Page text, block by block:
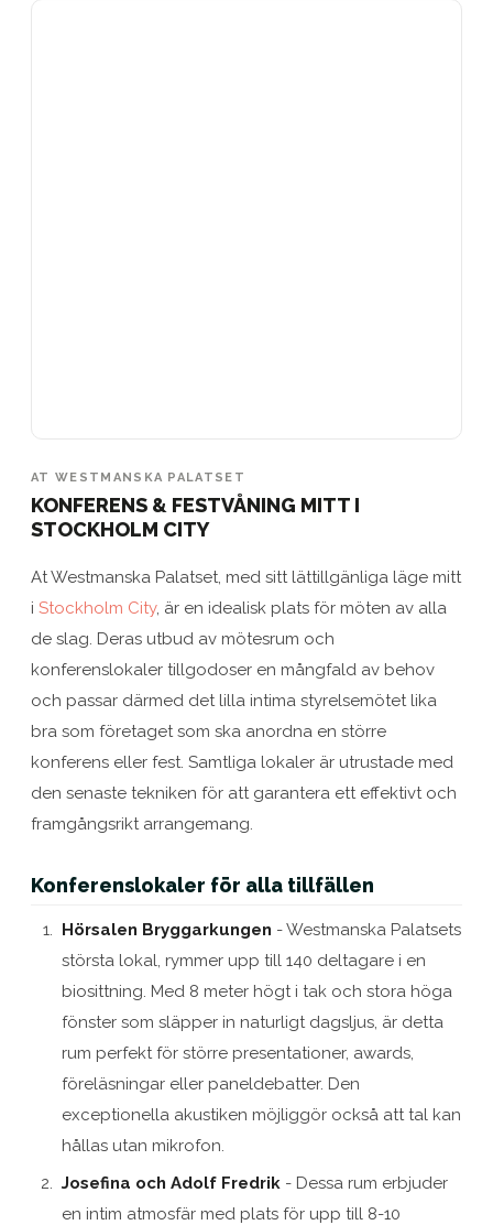
AT WESTMANSKA PALATSET
KONFERENS & FESTVÅNING MITT I
STOCKHOLM CITY
At Westmanska Palatset, med sitt lättillgänliga läge mitt
i Stockholm City, är en idealisk plats för möten av alla
de slag. Deras utbud av mötesrum och
konferenslokaler tillgodoser en mångfald av behov
och passar därmed det lilla intima styrelsemötet lika
bra som företaget som ska anordna en större
konferens eller fest. Samtliga lokaler är utrustade med
den senaste tekniken för att garantera ett effektivt och
framgångsrikt arrangemang.
Konferenslokaler för alla tillfällen
Hörsalen Bryggarkungen - Westmanska Palatsets
största lokal, rymmer upp till 140 deltagare i en
biosittning. Med 8 meter högt i tak och stora höga
fönster som släpper in naturligt dagsljus, är detta
rum perfekt för större presentationer, awards,
föreläsningar eller paneldebatter. Den
exceptionella akustiken möjliggör också att tal kan
hållas utan mikrofon.
Josefina och Adolf Fredrik - Dessa rum erbjuder
en intim atmosfär med plats för upp till 8-10